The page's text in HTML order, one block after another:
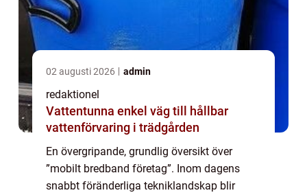
02 augusti 2026 admin
redaktionel
Vattentunna enkel väg till hållbar
vattenförvaring i trädgården
En övergripande, grundlig översikt över
”mobilt bredband företag”. Inom dagens
snabbt föränderliga tekniklandskap blir